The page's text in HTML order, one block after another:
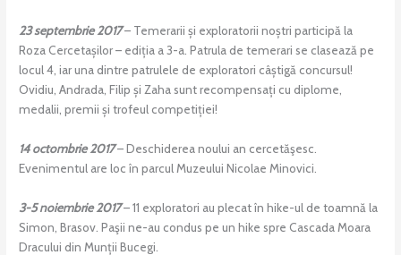
23 septembrie 2017– Temerarii și exploratorii noștri participă la
Roza Cercetașilor – ediția a 3-a. Patrula de temerari se clasează pe
locul 4, iar una dintre patrulele de exploratori câștigă concursul!
Ovidiu, Andrada, Filip și Zaha sunt recompensați cu diplome,
medalii, premii și trofeul competiției!
14 octombrie 2017– Deschiderea noului an cercetăşesc.
Evenimentul are loc în parcul Muzeului Nicolae Minovici.
3-5 noiembrie 2017– 11 exploratori au plecat în hike-ul de toamnă la
Simon, Brasov. Paşii ne-au condus pe un hike spre Cascada Moara
Dracului din Munții Bucegi.